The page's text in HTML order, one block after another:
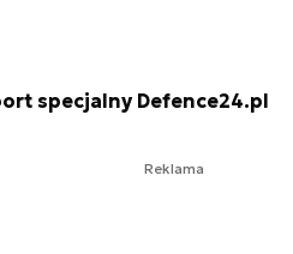
specjalny Defence24.pl
Reklama